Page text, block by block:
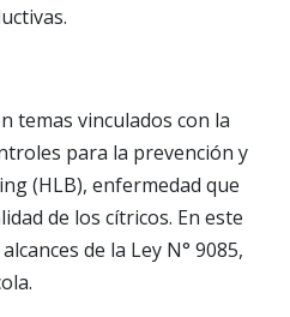
temas vinculados con la
para la prevención y
(HLB), enfermedad que
de los cítricos. En este
de la Ley N° 9085,